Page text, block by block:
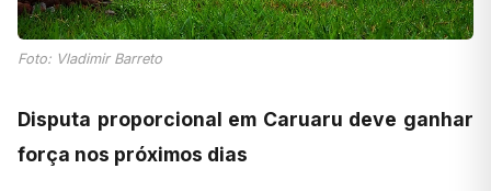
Foto: Vladimir Barreto
Disputa proporcional em Caruaru deve ganhar
força nos próximos dias